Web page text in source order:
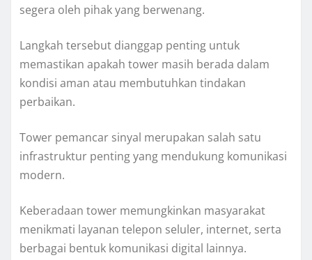
segera oleh pihak yang berwenang.
Langkah tersebut dianggap penting untuk
memastikan apakah tower masih berada dalam
kondisi aman atau membutuhkan tindakan
perbaikan.
Tower pemancar sinyal merupakan salah satu
infrastruktur penting yang mendukung komunikasi
modern.
Keberadaan tower memungkinkan masyarakat
menikmati layanan telepon seluler, internet, serta
berbagai bentuk komunikasi digital lainnya.